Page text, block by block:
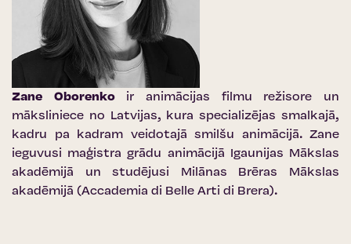
Zane Oborenkoir animācijas filmu režisore un
māksliniece no Latvijas, kura specializējas smalkajā,
kadru pa kadram veidotajā smilšu animācijā. Zane
ieguvusi maģistra grādu animācijā Igaunijas Mākslas
akadēmijā un studējusi Milānas Brēras Mākslas
akadēmijā (Accademia di Belle Arti di Brera).